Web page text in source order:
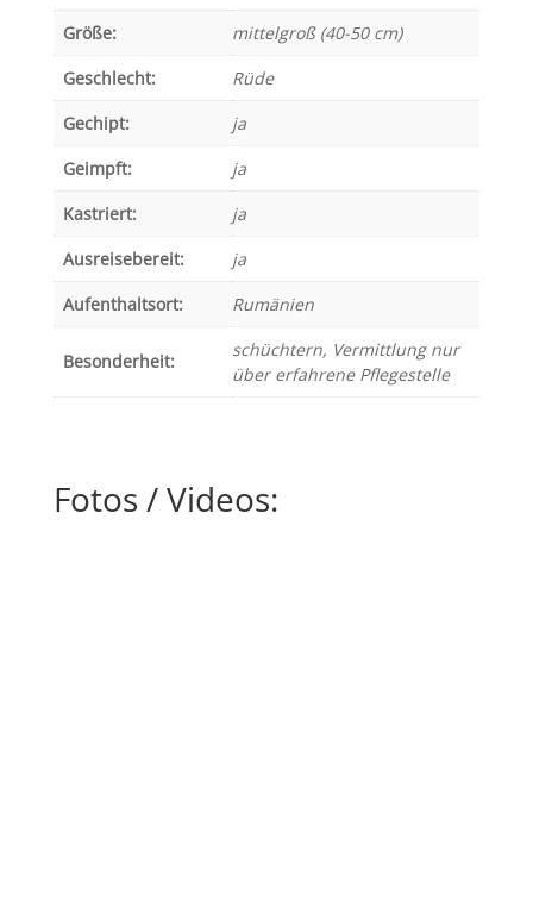
Größe:
mittelgroß (40-50 cm)
Geschlecht:
Rüde
Gechipt:
ja
Geimpft:
ja
Kastriert:
ja
Ausreisebereit:
ja
Aufenthaltsort:
Rumänien
Besonderheit:
schüchtern, Vermittlung nur
über erfahrene Pflegestelle
Fotos / Videos: